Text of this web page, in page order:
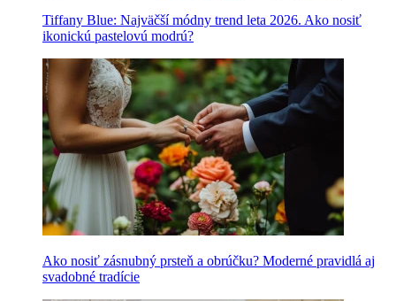
Tiffany Blue: Najväčší módny trend leta 2026. Ako nosiť
ikonickú pastelovú modrú?
Ako nosiť zásnubný prsteň a obrúčku? Moderné pravidlá aj
svadobné tradície